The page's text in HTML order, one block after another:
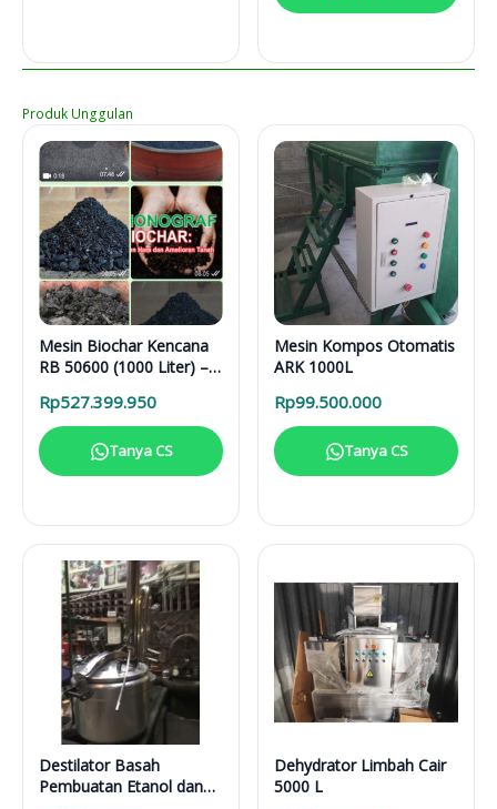
Produk Unggulan
Mesin Biochar Kencana
RB 50600 (1000 Liter) –
Lengkap
Rp527.399.950
Tanya CS
Mesin Kompos Otomatis
ARK 1000L
Rp99.500.000
Tanya CS
Destilator Basah
Pembuatan Etanol dan
Dehydrator Limbah Cair
5000 L